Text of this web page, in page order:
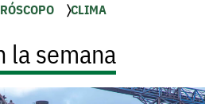
CLIMA
la semana